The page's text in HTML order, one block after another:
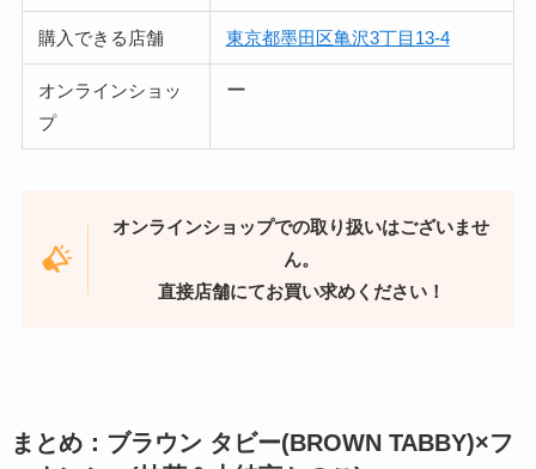
購入できる店舗 東京都墨田区亀沢3丁目13-4
オンラインショッ
プ
ー
オンラインショップでの取り扱いはございませ
ん。
直接店舗にてお買い求めください！
まとめ：ブラウン タビー(BROWN TABBY)×フ